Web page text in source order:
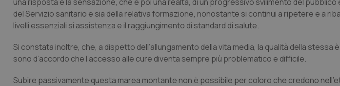
del Servizio sanitario e sia della relativa formazione, nonostante si continui a ripetere e a
livelli essenziali si assistenza e il raggiungimento di standard di salute.
Si constata inoltre, che, a dispetto dell’allungamento della vita media, la qualità della
sono d’accordo che l’accesso alle cure diventa sempre più problematico e difficile.
Subire passivamente questa marea montante non è possibile per coloro che credono